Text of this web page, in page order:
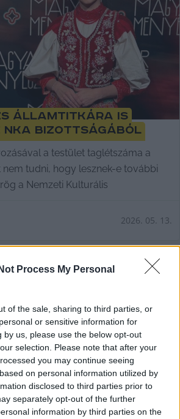
Process My Personal
of the sale, sharing to third parties, or
or sensitive information for
by us, please use the below opt-out
selection. Please note that after your
you may continue seeing
on personal information utilized by
disclosed to third parties prior to
separately opt-out of the further
information by third parties on the
államtitkára is
bizottságából
a testület taglétszáma a
tudni, hogy lesznek-e további
a Nemzeti Kulturális
2026. 05. 13.